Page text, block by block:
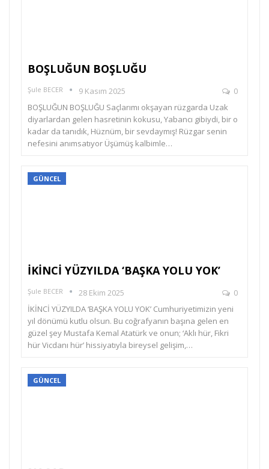
BOŞLUĞUN BOŞLUĞU
Şule BECER 9 Kasım 2025
0
BOŞLUĞUN BOŞLUĞU Saçlarımı okşayan rüzgarda Uzak
diyarlardan gelen hasretinin kokusu, Yabancı gibiydi, bir o
kadar da tanıdık, Hüznüm, bir sevdaymış! Rüzgar senin
nefesini anımsatıyor Üşümüş kalbimle…
GÜNCEL
İKİNCİ YÜZYILDA ‘BAŞKA YOLU YOK’
Şule BECER 28 Ekim 2025
0
İKİNCİ YÜZYILDA ‘BAŞKA YOLU YOK’ Cumhuriyetimizin yeni
yıl dönümü kutlu olsun. Bu coğrafyanın başına gelen en
güzel şey Mustafa Kemal Atatürk ve onun; ‘Aklı hür, Fikri
hür Vicdanı hür’ hissiyatıyla bireysel gelişim,…
GÜNCEL